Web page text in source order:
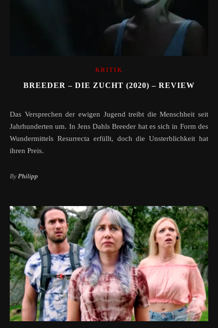
KRITIK
BREEDER – DIE ZUCHT (2020) – REVIEW
Das Versprechen der ewigen Jugend treibt die Menschheit seit
Jahrhunderten um. In Jens Dahls Breeder hat es sich in Form des
Wundermittels Resurrecta erfüllt, doch die Unsterblichkeit hat
ihren Preis.
By Philipp